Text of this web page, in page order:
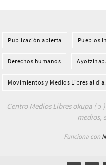
Publicación abierta Pueblos
Derechos humanos
Movimientos y Medios Libres al día.
Centro Medios Libres okupa ( ɔ
medios,
Funciona con